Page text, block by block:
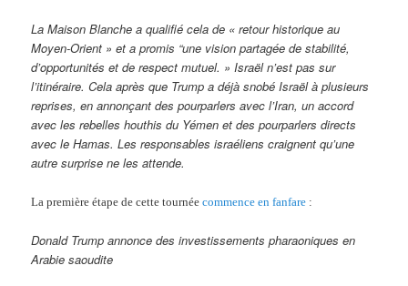
La Maison Blanche a qualifié cela de « retour historique au
Moyen-Orient » et a promis “une vision partagée de stabilité,
d’opportunités et de respect mutuel. » Israël n’est pas sur
l’itinéraire. Cela après que Trump a déjà snobé Israël à plusieurs
reprises, en annonçant des pourparlers avec l’Iran, un accord
avec les rebelles houthis du Yémen et des pourparlers directs
avec le Hamas. Les responsables israéliens craignent qu’une
autre surprise ne les attende.
La première étape de cette tournéecommence en fanfare :
Donald Trump annonce des investissements pharaoniques en
Arabie saoudite